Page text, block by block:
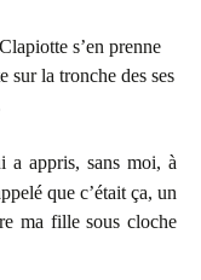
s’en prenne
sur la tronche des ses
a appris, sans moi, à
que c’était ça, un
ma fille sous cloche